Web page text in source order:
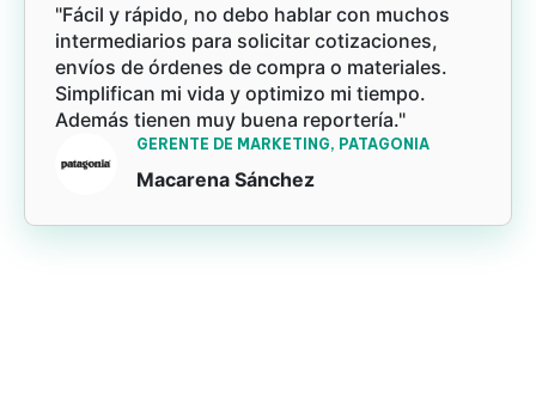
"Fácil y rápido, no debo hablar con muchos
intermediarios para solicitar cotizaciones,
envíos de órdenes de compra o materiales.
Simplifican mi vida y optimizo mi tiempo.
Además tienen muy buena reportería."
GERENTE DE MARKETING, PATAGONIA
Macarena Sánchez